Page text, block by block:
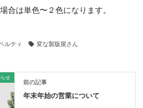
合は単色〜２色になります。
ルティ 変な製版屋さん
せ
前の記事
年末年始の営業について